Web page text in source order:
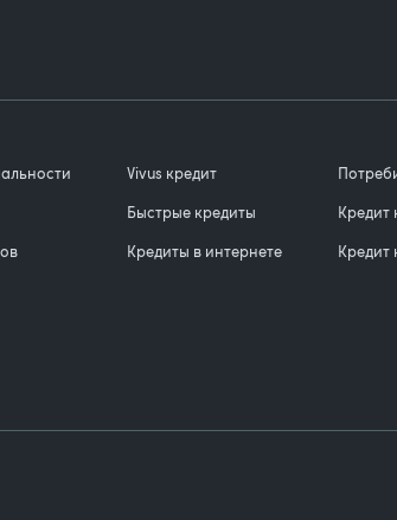
Vivus кредит
Быстрые кредиты
Кредиты в интернете
Кредит
Кредит